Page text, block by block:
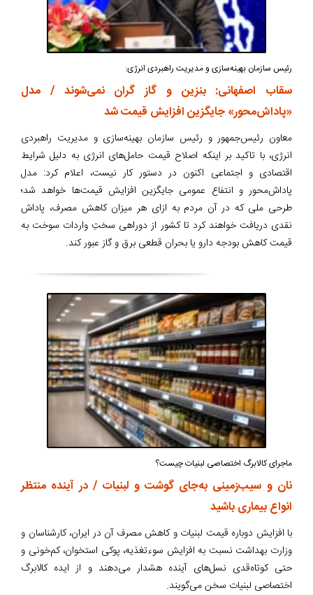
رئیس سازمان بهینه‌سازی و مدیریت راهبردی انرژی:
سقاب اصفهانی: بنزین و گاز گران نمی‌شوند / مدل
«پاداش‌محور» جایگزین افزایش قیمت شد
معاون رئیس‌جمهور و رئیس سازمان بهینه‌سازی و مدیریت راهبردی
انرژی، با تاکید بر اینکه اصلاح قیمت حامل‌های انرژی به دلیل شرایط
اقتصادی و اجتماعی اکنون در دستور کار نیست، اعلام کرد: مدل
پاداش‌محور و انتفاع عمومی جایگزین افزایش قیمت‌ها خواهد شد؛
طرحی ملی که در آن مردم به ازای هر میزان کاهش مصرف، پاداش
نقدی دریافت خواهند کرد تا کشور از دوراهی سختِ واردات سوخت به
قیمت کاهش بودجه دارو یا بحران قطعی برق و گاز عبور کند.
ماجرای کالابرگ اختصاصی لبنیات چیست؟
نان و سیب‌زمینی به‌جای گوشت و لبنیات / در آینده منتظر
انواع بیماری باشید
با افزایش دوباره قیمت لبنیات و کاهش مصرف آن در ایران، کارشناسان و
وزارت بهداشت نسبت به افزایش سوءتغذیه، پوکی استخوان، کم‌خونی و
حتی کوتاه‌قدی نسل‌های آینده هشدار می‌دهند و از ایده کالابرگ
اختصاصی لبنیات سخن می‌گویند.